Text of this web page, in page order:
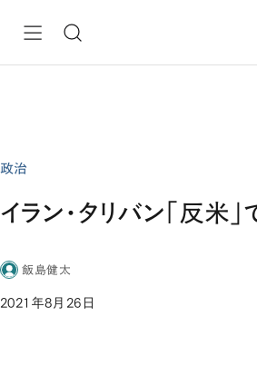
政治
イラン・タリバン「反米
飯島健太
2021年8月26日